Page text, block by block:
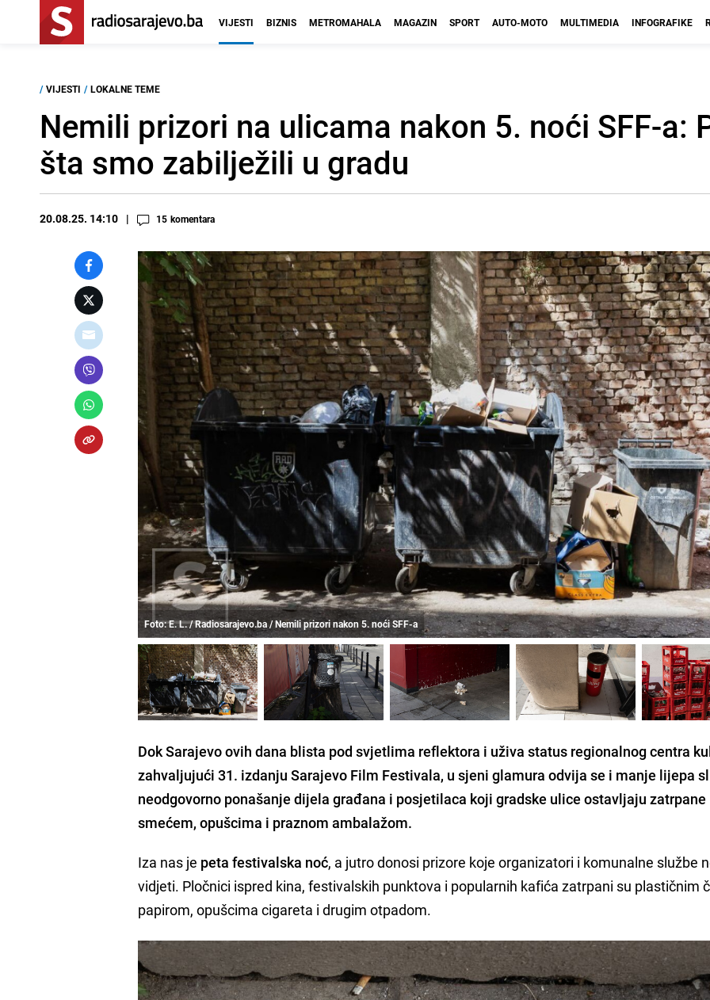
VIJESTI BIZNIS METROMAHALA MAGAZIN SPORT AUTO-MOTO MULTIMEDIA INFOGRAFIKE
/ VIJESTI / LOKALNE TEME
Nemili prizori na ulicama nakon 5. noći SFF-a:
šta smo zabilježili u gradu
20.08.25. 14:10 15 komentara
Foto: E. L. / Radiosarajevo.ba / Nemili prizori nakon 5. noći SFF-a
Dok Sarajevo ovih dana blista pod svjetlima reflektora i uživa status regionalnog centra
zahvaljujući 31. izdanju Sarajevo Film Festivala, u sjeni glamura odvija se i manje lijepa
neodgovorno ponašanje dijela građana i posjetilaca koji gradske ulice ostavljaju zatrpane
smećem, opušcima i praznom ambalažom.
Iza nas je peta festivalska noć, a jutro donosi prizore koje organizatori i komunalne službe
vidjeti. Pločnici ispred kina, festivalskih punktova i popularnih kafića zatrpani su plastičnim
papirom, opušcima cigareta i drugim otpadom.